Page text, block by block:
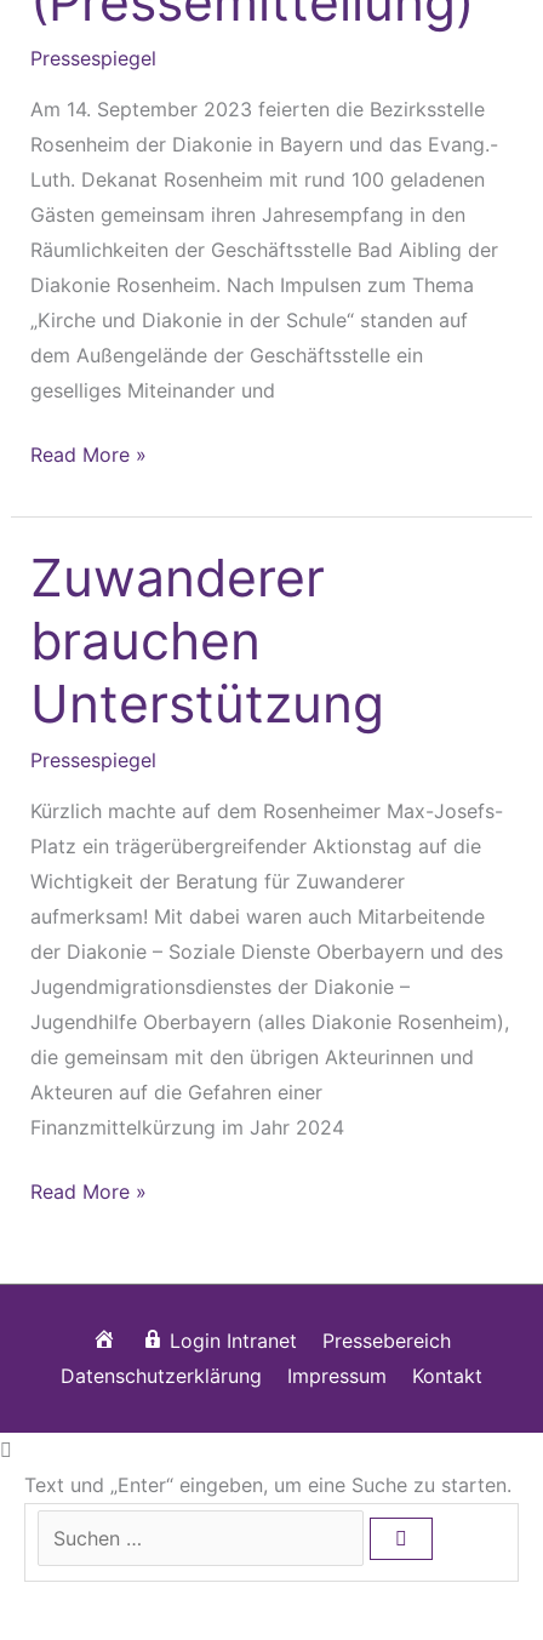
Pressespiegel
Am 14. September 2023 feierten die Bezirksstelle
Rosenheim der Diakonie in Bayern und das Evang.-
Luth. Dekanat Rosenheim mit rund 100 geladenen
Gästen gemeinsam ihren Jahresempfang in den
Räumlichkeiten der Geschäftsstelle Bad Aibling der
Diakonie Rosenheim. Nach Impulsen zum Thema
„Kirche und Diakonie in der Schule“ standen auf
dem Außengelände der Geschäftsstelle ein
geselliges Miteinander und
in
Read More »
Zuwanderer
brauchen
Unterstützung
Pressespiegel
Kürzlich machte auf dem Rosenheimer Max-Josefs-
Platz ein trägerübergreifender Aktionstag auf die
Wichtigkeit der Beratung für Zuwanderer
aufmerksam! Mit dabei waren auch Mitarbeitende
der Diakonie – Soziale Dienste Oberbayern und des
Jugendmigrationsdienstes der Diakonie –
Jugendhilfe Oberbayern (alles Diakonie Rosenheim),
die gemeinsam mit den übrigen Akteurinnen und
Akteuren auf die Gefahren einer
Finanzmittelkürzung im Jahr 2024
Zuwanderer
brauchen
Unterstützung
Read More »
StartseiteLogin Intranet
Pressebereich
Datenschutzerklärung
Impressum Kontakt
Text und „Enter“ eingeben, um eine Suche zu starten.